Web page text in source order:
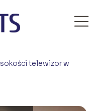
telewizor w